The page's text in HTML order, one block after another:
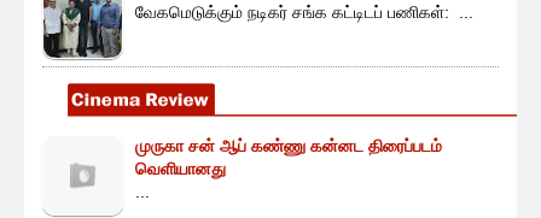
வேகமெடுக்கும் நடிகர் சங்க கட்டிடப் பணிகள்: ...
முருகா சன் ஆப் கண்ணு கன்னட திரைப்படம்
வெளியானது